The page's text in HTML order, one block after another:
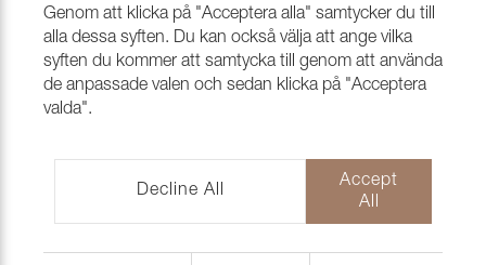
Genom att klicka på "Acceptera alla" samtycker du till
alla dessa syften. Du kan också välja att ange vilka
syften du kommer att samtycka till genom att använda
de anpassade valen och sedan klicka på "Acceptera
valda".
Decline All
Accept
All